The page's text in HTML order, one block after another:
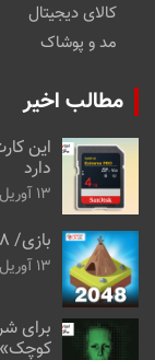
کالای دیجیتال
مد و پوشاک
مطالب اخیر
دارد
13 آوریل 2024
بازی/ Age of 2048؛ بزرگ‌ترین تمدن جهان را بسازید
13 آوریل 2024
برای